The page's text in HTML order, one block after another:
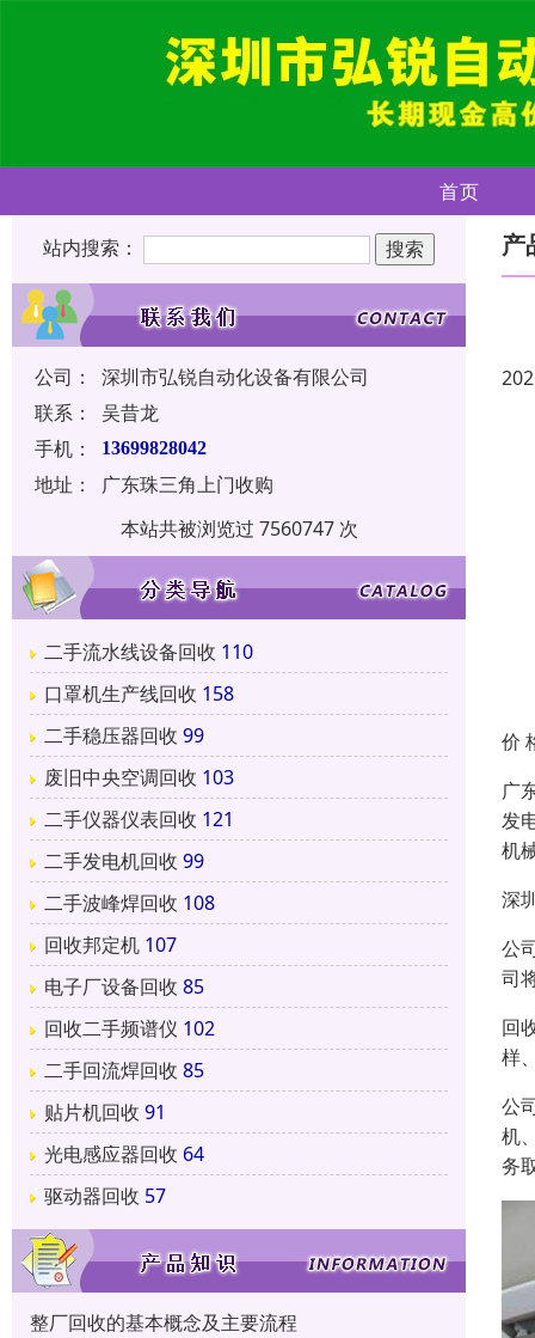
首页
站内搜索：
公司：
深圳市弘锐自动化设备有限公司
联系：
吴昔龙
手机：
13699828042
地址：
广东珠三角上门收购
本站共被浏览过 7560747 次
二手流水线设备回收 110
口罩机生产线回收 158
二手稳压器回收 99
废旧中央空调回收 103
二手仪器仪表回收 121
二手发电机回收 99
二手波峰焊回收 108
回收邦定机 107
电子厂设备回收 85
回收二手频谱仪 102
二手回流焊回收 85
贴片机回收 91
光电感应器回收 64
驱动器回收 57
整厂回收的基本概念及主要流程
产
价
广
发
机
深
公
司
回
样
公
机
务